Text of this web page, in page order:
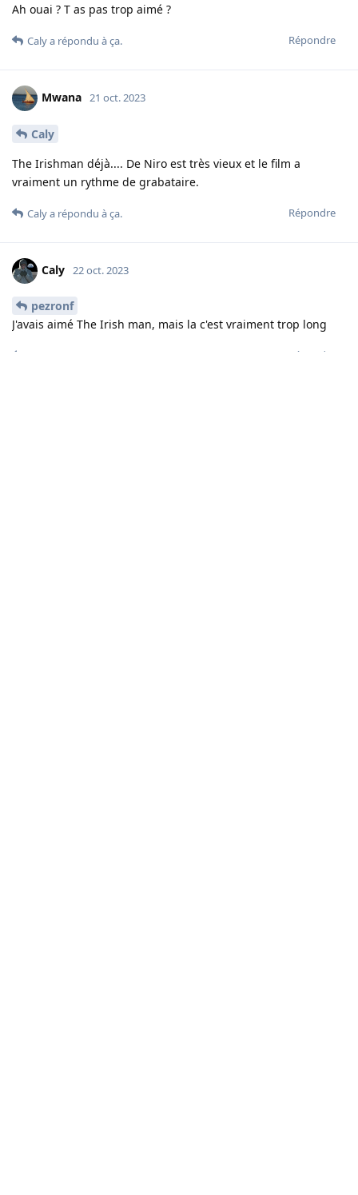
Ah ouai ? T as pas trop aimé ?
Répondre
Calya répondu à ça.
Mwana 21 oct. 2023
Caly
The Irishman déjà.... De Niro est très vieux et le film a
vraiment un rythme de grabataire.
Répondre
Calya répondu à ça.
Caly 22 oct. 2023
pezronf
J'avais aimé The Irish man, mais la c'est vraiment trop long
Répondre